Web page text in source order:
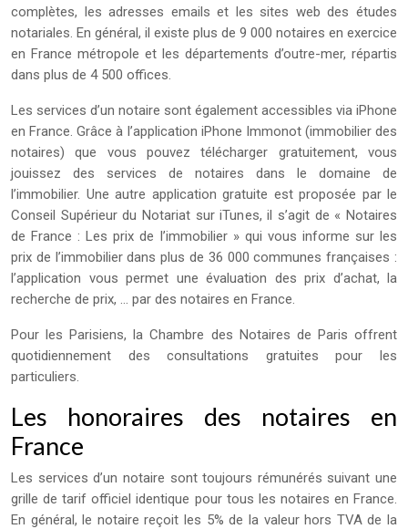
complètes, les adresses emails et les sites web des études
notariales. En général, il existe plus de 9 000 notaires en exercice
en France métropole et les départements d’outre-mer, répartis
dans plus de 4 500 offices.
Les services d’un notaire sont également accessibles via iPhone
en France. Grâce à l’application iPhone Immonot (immobilier des
notaires) que vous pouvez télécharger gratuitement, vous
jouissez des services de notaires dans le domaine de
l’immobilier. Une autre application gratuite est proposée par le
Conseil Supérieur du Notariat sur iTunes, il s’agit de « Notaires
de France : Les prix de l’immobilier » qui vous informe sur les
prix de l’immobilier dans plus de 36 000 communes françaises :
l’application vous permet une évaluation des prix d’achat, la
recherche de prix, … par des notaires en France.
Pour les Parisiens, la Chambre des Notaires de Paris offrent
quotidiennement des consultations gratuites pour les
particuliers.
Les honoraires des notaires en
France
Les services d’un notaire sont toujours rémunérés suivant une
grille de tarif officiel identique pour tous les notaires en France.
En général, le notaire reçoit les 5% de la valeur hors TVA de la